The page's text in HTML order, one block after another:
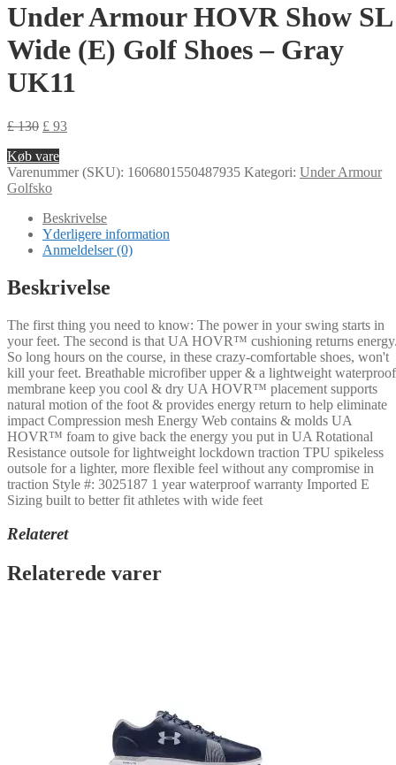
Under Armour HOVR Show SL
Wide (E) Golf Shoes – Gray
UK11
£130 £ 93
Køb vare
Varenummer (SKU): 1606801550487935 Kategori: Under Armour
Golfsko
Beskrivelse
Yderligere information
Anmeldelser (0)
Beskrivelse
The first thing you need to know: The power in your swing starts in
your feet. The second is that UA HOVR™ cushioning returns
So long hours on the course, in these crazy-comfortable shoes, won't
kill your feet. Breathable microfiber upper & a lightweight waterproof
membrane keep you cool & dry UA HOVR™ placement supports
natural motion of the foot & provides energy return to help eliminate
impact Compression mesh Energy Web contains & molds UA
HOVR™ foam to give back the energy you put in UA Rotational
Resistance outsole for lightweight lockdown traction TPU spikeless
outsole for a lighter, more flexible feel without any compromise in
traction Style #: 3025187 1 year waterproof warranty Imported E
Sizing built to better fit athletes with wide feet
Relateret
Relaterede varer